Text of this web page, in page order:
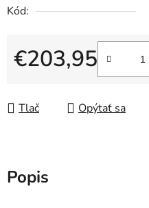
Kód:
€203,95
Tlač Opýtať sa
Popis